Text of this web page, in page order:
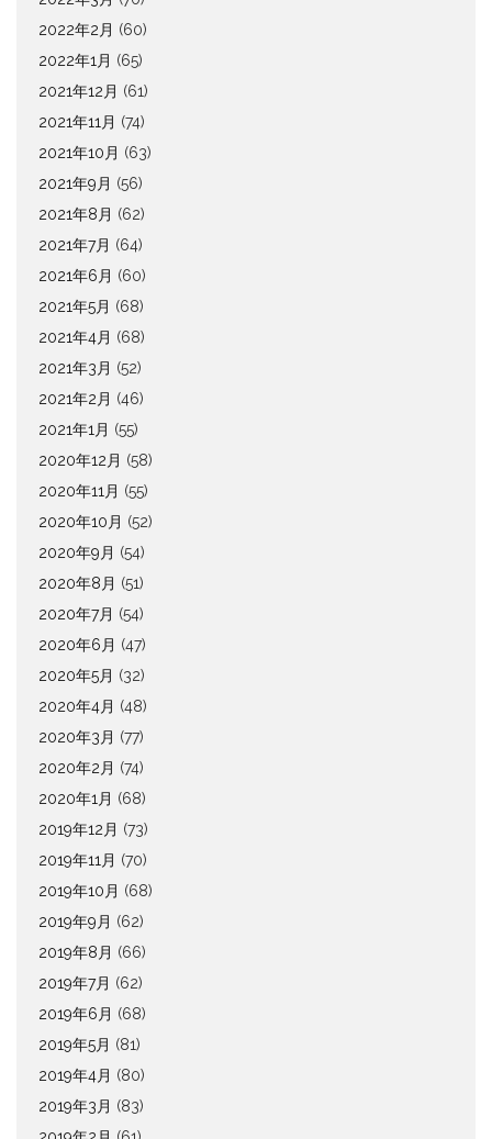
2022年2月 (60)
2022年1月 (65)
2021年12月 (61)
2021年11月 (74)
2021年10月 (63)
2021年9月 (56)
2021年8月 (62)
2021年7月 (64)
2021年6月 (60)
2021年5月 (68)
2021年4月 (68)
2021年3月 (52)
2021年2月 (46)
2021年1月 (55)
2020年12月 (58)
2020年11月 (55)
2020年10月 (52)
2020年9月 (54)
2020年8月 (51)
2020年7月 (54)
2020年6月 (47)
2020年5月 (32)
2020年4月 (48)
2020年3月 (77)
2020年2月 (74)
2020年1月 (68)
2019年12月 (73)
2019年11月 (70)
2019年10月 (68)
2019年9月 (62)
2019年8月 (66)
2019年7月 (62)
2019年6月 (68)
2019年5月 (81)
2019年4月 (80)
2019年3月 (83)